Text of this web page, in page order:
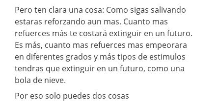
Pero ten clara una cosa: Como sigas salivando
estaras reforzando aun mas. Cuanto mas
refuerces más te costará extinguir en un futuro.
Es más, cuanto mas refuerces mas empeorara
en diferentes grados y más tipos de estimulos
tendras que extinguir en un futuro, como una
bola de nieve.
Por eso solo puedes dos cosas